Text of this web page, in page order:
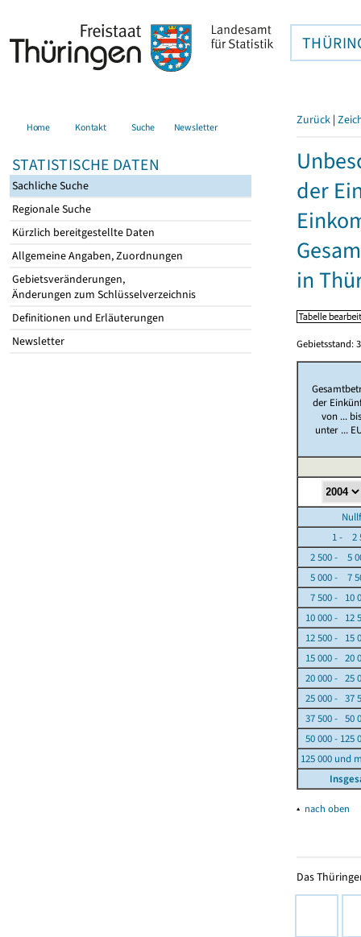
Home Kontakt Suche Newsletter
STATISTISCHE DATEN
Sachliche Suche
Regionale Suche
Kürzlich bereitgestellte Daten
Allgemeine Angaben, Zuordnungen
Gebietsveränderungen,
Änderungen zum Schlüsselverzeichnis
Definitionen und Erläuterungen
Newsletter
Zurück |
der
in
Gebietsstand:
der
von ...
unter ...
1 - 2
2 500 - 5
5 000 - 7
7 500 - 10
10 000 - 12
12 500 - 15
15 000 - 20
20 000 - 25
25 000 - 37
37 500 - 50
50 000 - 125
125 000 und
▴ nach oben
Das